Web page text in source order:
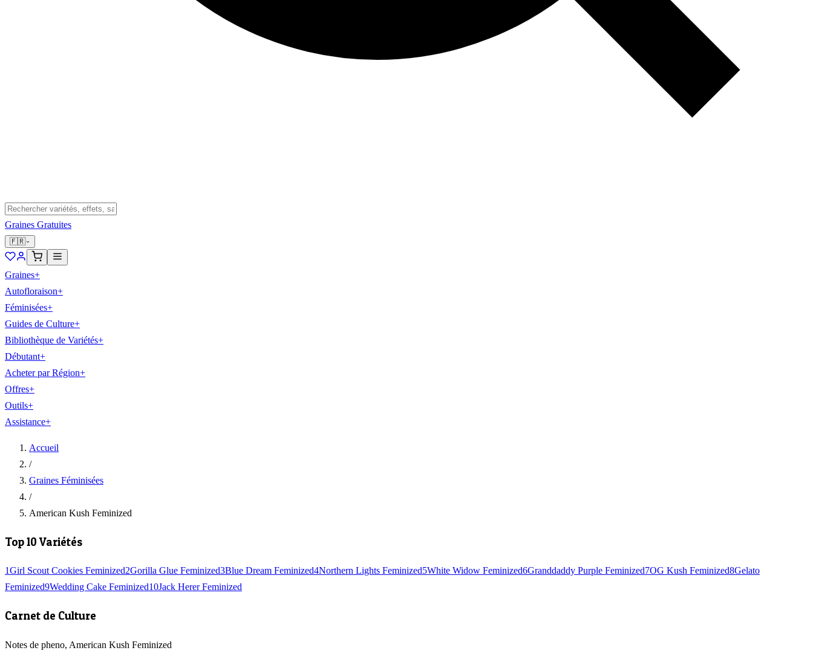
Graines Gratuites
🇫🇷
Graines+
Autofloraison+
Féminisées+
Guides de Culture+
Bibliothèque de Variétés+
Débutant+
Acheter par Région+
Offres+
Outils+
Assistance+
Accueil
/
Graines Féminisées
/
American Kush Feminized
Top 10 Variétés
1Girl Scout Cookies Feminized2Gorilla Glue Feminized3Blue Dream Feminized4Northern Lights Feminized5White Widow Feminized6Granddaddy Purple Feminized7OG Kush Feminized8Gelato
Feminized9Wedding Cake Feminized10Jack Herer Feminized
Carnet de Culture
Notes de pheno, American Kush Feminized